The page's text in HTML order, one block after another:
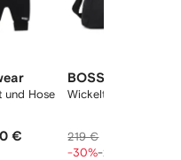
und Hose
€
BOSS Kidswear
Wickeltasche mit
219 €
-30%-20%